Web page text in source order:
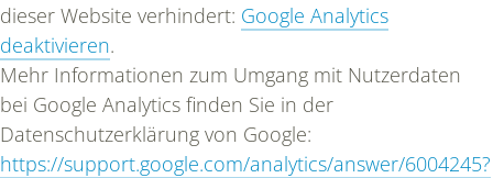
dieser Website verhindert: Google Analytics
deaktivieren.
Mehr Informationen zum Umgang mit Nutzerdaten
bei Google Analytics finden Sie in der
Datenschutzerklärung von Google:
https://support.google.com/analytics/answer/6004245?